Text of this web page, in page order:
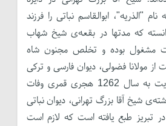
"الذریه"، ابوالقاسم نباتی را فرزند
که مدتها در بقعه‌ی شیخ شهاب
مشغول بوده و تخلص مجنون شاه
مولانا فضولی، دیوان فارسی و ترکی
مرتب ساخته و در نهایت به سال 1262 هجری قمری وفات
شیخ آقا بزرگ تهرانی، دیوان نباتی
قمری در تبریز طبع یافته است که لازم است